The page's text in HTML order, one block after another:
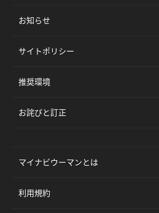
お知らせ
サイトポリシー
推奨環境
お詫びと訂正
マイナビウーマンとは
利用規約